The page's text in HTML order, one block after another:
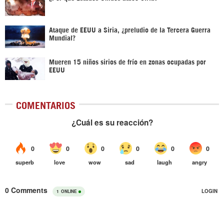
Ataque de EEUU a Siria, ¿preludio de la Tercera Guerra
Mundial?
Mueren 15 niños sirios de frío en zonas ocupadas por
EEUU
COMENTARIOS